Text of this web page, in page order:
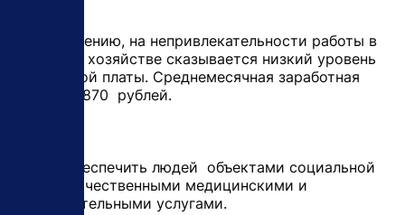
- К сожалению, на непривлекательности работы в
сельском хозяйстве сказывается низкий уровень
заработной платы. Cреднемесячная заработная
плата - 11870 рублей.
Важно обеспечить людей объектами социальной
сферы, качественными медицинскими и
образовательными услугами.